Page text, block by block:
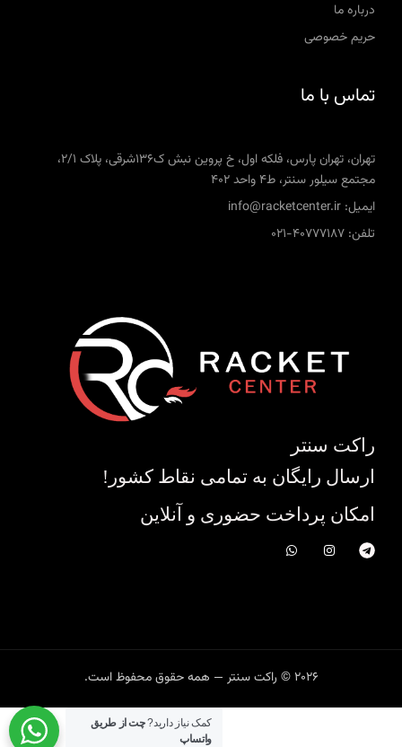
درباره ما
حریم خصوصی
تماس با ما
تهران، تهران پارس، فلکه اول، خ پروین نبش ک136شرقی، پلاک 2/1،
مجتمع سیلور سنتر، ط4 واحد 402
ایمیل: info@racketcenter.ir
تلفن: 40777187-021
راکت سنتر
ارسال رایگان به تمامی نقاط کشور!
امکان پرداخت حضوری و آنلاین
2026 © راکت سنتر — همه حقوق محفوظ است.
کمک نیاز دارید?چت از طریق
واتساپ